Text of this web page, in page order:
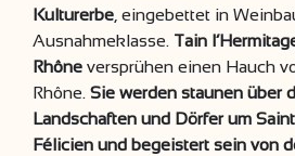
Kulturerbe , eingebettet in
Ausnahmeklasse. Tain
Rhône versprühen einen Hauch
Rhône. Sie werden staunen über
Landschaften und Dörfer um Saint
Félicien und begeistert sein von